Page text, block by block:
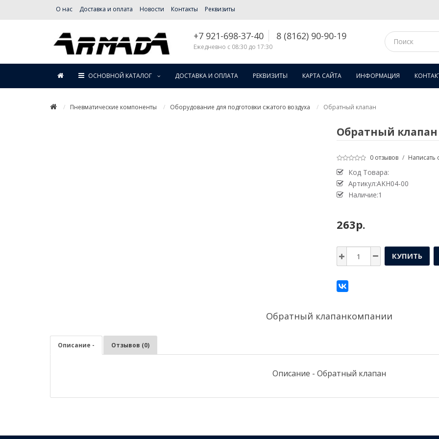
О нас Доставка и оплата Новости Контакты Реквизиты
+7 921-698-37-40 8 (8162) 90-90-19
Ежедневно с 08:30 до 17:30
ОСНОВНОЙ КАТАЛОГ ДОСТАВКА И ОПЛАТА РЕКВИЗИТЫ КАРТА САЙТА ИНФОРМАЦИЯ
Пневматические компоненты Оборудование для подготовки сжатого воздуха Обратный клапан
Обратный клапан
0 отзывов / Написать
Код Товара:
Артикул:AKH04-00
Наличие:1
263р.
КУПИТЬ
Обратный клапанкомпании
Описание - Отзывов (0)
Описание - Обратный клапан